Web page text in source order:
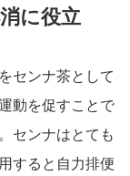
に役立
センナ茶として
動を促すことで
センナはとても
すると自力排便